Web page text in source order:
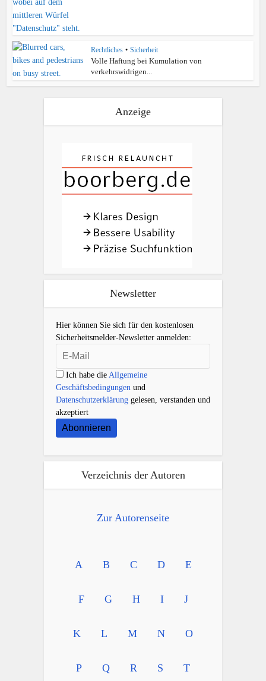
Rechtliches • Sicherheit
Volle Haftung bei Kumulation von
verkehrswidrigen...
Anzeige
Newsletter
Hier können Sie sich für den kostenlosen
Sicherheitsmelder-Newsletter anmelden:
Ich habe die Allgemeine
Geschäftsbedingungen und
Datenschutzerklärung gelesen, verstanden und
akzeptiert
Abonnieren
Verzeichnis der Autoren
Zur Autorenseite
A B C D E
F G H I J
K L M N O
P Q R S T